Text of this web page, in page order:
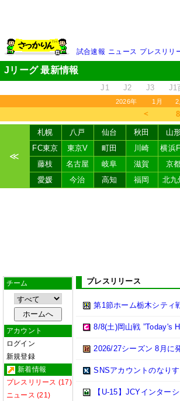
試合速報 ニュース プレスリリ
Jリーグ 最新情報
J1 J2 J3 J1
2026年 1月 2
＜
≪
札幌 八戸 仙台 秋田 山
FC東京
東京V 町田 川崎 横浜
藤枝
名古屋 岐阜 滋賀 京
愛媛
今治 高知 福岡 北九
チーム
アカウント
ログイン
新規登録
新着情報
プレスリリース (17)
ニュース (21)
プレスリリース
第1節ホーム栃木シティ
8/8(土)岡山戦 ”Today's
2026/27シーズン 8月に
SNSアカウントのなり
【U-15】JCYインター